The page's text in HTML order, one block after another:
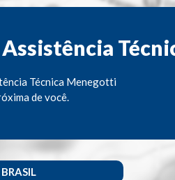
Técnica Menegotti
de você.
BRASIL